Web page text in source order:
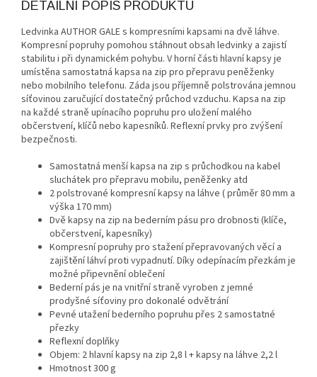
DETAILNÍ POPIS PRODUKTU
Ledvinka AUTHOR GALE s kompresními kapsami na dvě láhve.
Kompresní popruhy pomohou stáhnout obsah ledvinky a zajistí
stabilitu i při dynamickém pohybu. V horní části hlavní kapsy je
umístěna samostatná kapsa na zip pro přepravu peněženky
nebo mobilního telefonu. Záda jsou příjemně polstrována jemnou
síťovinou zaručující dostatečný průchod vzduchu. Kapsa na zip
na každé straně upínacího popruhu pro uložení malého
občerstvení, klíčů nebo kapesníků. Reflexní prvky pro zvýšení
bezpečnosti.
Samostatná menší kapsa na zip s průchodkou na kabel
sluchátek pro přepravu mobilu, peněženky atd
2 polstrované kompresní kapsy na láhve ( průměr 80 mm a
výška 170 mm)
Dvě kapsy na zip na bederním pásu pro drobnosti (klíče,
občerstvení, kapesníky)
Kompresní popruhy pro stažení přepravovaných věcí a
zajištění láhví proti vypadnutí. Díky odepínacím přezkám je
možné připevnění oblečení
Bederní pás je na vnitřní straně vyroben z jemné
prodyšné síťoviny pro dokonalé odvětrání
Pevné utažení bederního popruhu přes 2 samostatné
přezky
Reflexní doplňky
Objem: 2 hlavní kapsy na zip 2,8 l + kapsy na láhve 2,2 l
Hmotnost 300 g